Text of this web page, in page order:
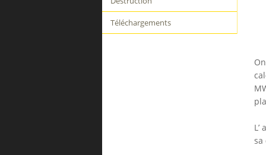
Téléchargements
sa